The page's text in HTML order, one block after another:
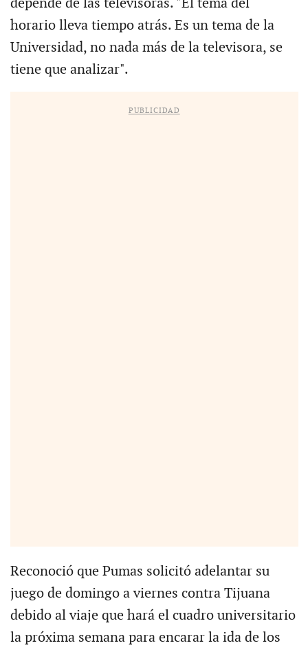
depende de las televisoras. "El tema del
horario lleva tiempo atrás. Es un tema de la
Universidad, no nada más de la televisora, se
tiene que analizar".
PUBLICIDAD
Reconoció que Pumas solicitó adelantar su
juego de domingo a viernes contra Tijuana
debido al viaje que hará el cuadro universitario
la próxima semana para encarar la ida de los